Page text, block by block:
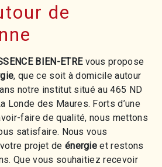
de
BIEN-ETREvous propose
, que ce soit à domicile autour
notre institut situé au 465 ND
Londe des Maures. Forts d’une
faire de qualité, nous mettons
satisfaire. Nous vous
projet de énergie et restons
Que vous souhaitiez recevoir